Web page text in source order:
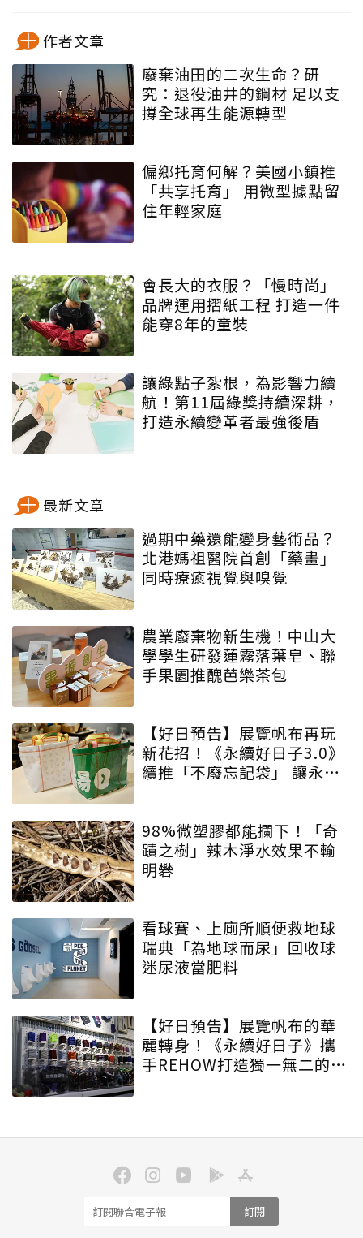
作者文章
廢棄油田的二次生命？研
究：退役油井的鋼材 足以支
撐全球再生能源轉型
偏鄉托育何解？美國小鎮推
「共享托育」 用微型據點留
住年輕家庭
會長大的衣服？「慢時尚」
品牌運用摺紙工程 打造一件
能穿8年的童裝
讓綠點子紮根，為影響力續
航！第11屆綠獎持續深耕，
打造永續變革者最強後盾
最新文章
過期中藥還能變身藝術品？
北港媽祖醫院首創「藥畫」
同時療癒視覺與嗅覺
農業廢棄物新生機！中山大
學學生研發蓮霧落葉皂、聯
手果園推醜芭樂茶包
【好日預告】展覽帆布再玩
新花招！《永續好日子3.0》
續推「不廢忘記袋」 讓永續
98%微塑膠都能攔下！「奇
蹟之樹」辣木淨水效果不輸
明礬
看球賽、上廁所順便救地球
瑞典「為地球而尿」回收球
迷尿液當肥料
【好日預告】展覽帆布的華
麗轉身！《永續好日子》攜
手REHOW打造獨一無二的
訂閱